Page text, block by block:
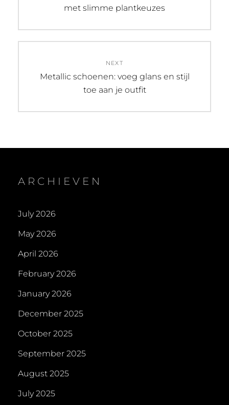
met slimme plantkeuzes
NEXT
Next
Metallic schoenen: voeg glans en stijl
toe aan je outfit
ARCHIEVEN
July 2026
May 2026
April 2026
February 2026
January 2026
December 2025
October 2025
September 2025
August 2025
July 2025